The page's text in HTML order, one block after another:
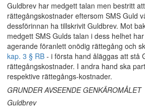
Guldbrev har medgett talan men bestritt
rättegångskostnader eftersom SMS Guld
dessförinnan ha tillskrivit Guldbrev. Mot
medgett SMS Gulds talan i dess helhet
agerande föranlett onödig rättegång och
kap. 3 § RB - i första hand åläggas att stå
rättegångskostnader. I andra hand ska
respektive rättegångs-kostnader.
GRUNDER AVSEENDE GENKÄROMÅLET
Guldbrev